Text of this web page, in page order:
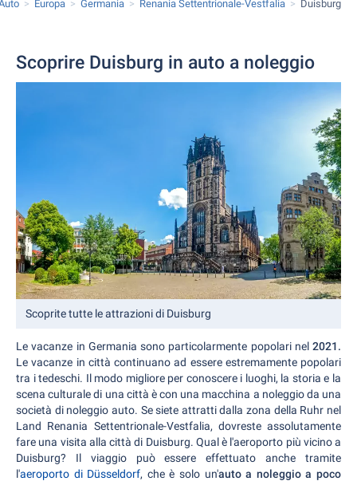
Europa Germania Renania Settentrionale-Vestfalia Duisburg
Scoprire Duisburg in auto a noleggio
Scoprite tutte le attrazioni di Duisburg
Le vacanze in Germania sono particolarmente popolari nel 2021.
Le vacanze in città continuano ad essere estremamente popolari
tra i tedeschi. Il modo migliore per conoscere i luoghi, la storia e la
scena culturale di una città è con una macchina a noleggio da una
società di noleggio auto. Se siete attratti dalla zona della Ruhr nel
Land Renania Settentrionale-Vestfalia, dovreste assolutamente
fare una visita alla città di Duisburg. Qual è l'aeroporto più vicino a
Duisburg? Il viaggio può essere effettuato anche tramite
l'aeroporto di Düsseldorf, che è solo un'auto a noleggio a poco